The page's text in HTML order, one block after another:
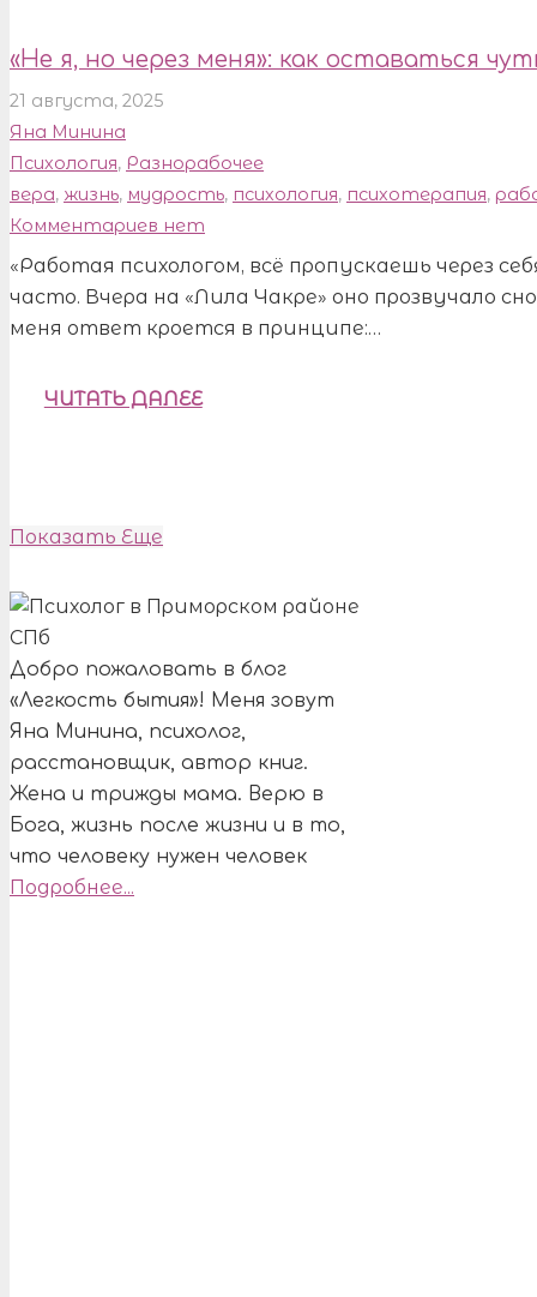
«Не я, но через меня»: как оставаться
21 августа, 2025
Яна Минина
Психология, Разнорабочее
вера, жизнь, мудрость, психология, психотерапия,
Комментариев нет
«Работая психологом, всё пропускаешь через
часто. Вчера на «Лила Чакре» оно прозвучало
меня ответ кроется в принципе:…
ЧИТАТЬ ДАЛЕЕ
Показать Еще
Добро пожаловать в блог
«Легкость бытия»! Меня зовут
Яна Минина, психолог,
расстановщик, автор книг.
Жена и трижды мама. Верю в
Бога, жизнь после жизни и в то,
что человеку нужен человек
Подробнее...